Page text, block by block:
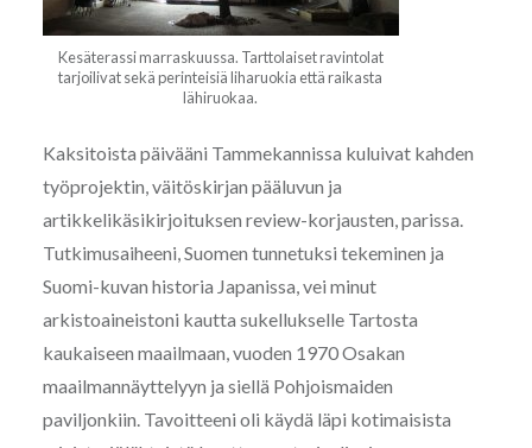
Kesäterassi marraskuussa. Tarttolaiset ravintolat
tarjoilivat sekä perinteisiä liharuokia että raikasta
lähiruokaa.
Kaksitoista päivääni Tammekannissa kuluivat kahden
työprojektin, väitöskirjan pääluvun ja
artikkelikäsikirjoituksen review-korjausten, parissa.
Tutkimusaiheeni, Suomen tunnetuksi tekeminen ja
Suomi-kuvan historia Japanissa, vei minut
arkistoaineistoni kautta sukellukselle Tartosta
kaukaiseen maailmaan, vuoden 1970 Osakan
maailmannäyttelyyn ja siellä Pohjoismaiden
paviljonkiin. Tavoitteeni oli käydä läpi kotimaisista